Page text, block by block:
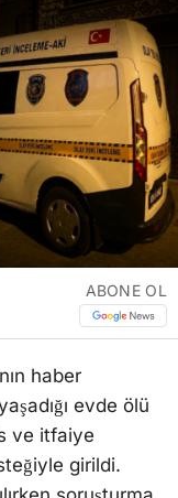
ABONE OL
haber
evde ölü
ve itfaiye
girildi.